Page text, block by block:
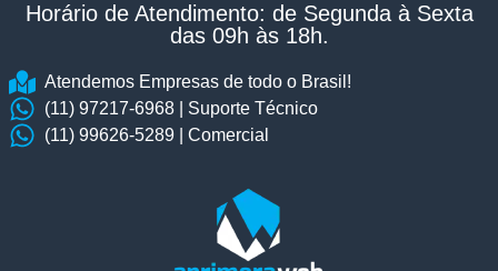
Horário de Atendimento: de Segunda à Sexta
das 09h às 18h.​
Atendemos Empresas de todo o Brasil!
(11) 97217-6968 | Suporte Técnico
(11) 99626-5289 | Comercial